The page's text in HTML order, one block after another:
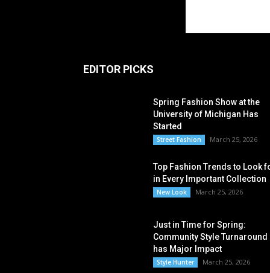
EDITOR PICKS
Spring Fashion Show at the
University of Michigan Has
Started
Street Fashion March 25, 2026
Top Fashion Trends to Look
in Every Important Collection
New Look March 25, 2026
Just in Time for Spring:
Community Style Turnaround
has Major Impact
Style Hunter March 25, 2026